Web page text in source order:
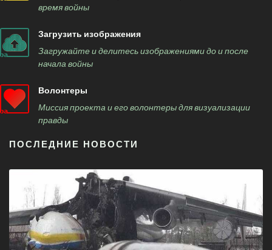
время войны
Загрузить изображения
Загружайте и делитесь изображениями до и после
начала войны
Волонтеры
Миссия проекта и его волонтеры для визуализации
правды
ПОСЛЕДНИЕ НОВОСТИ